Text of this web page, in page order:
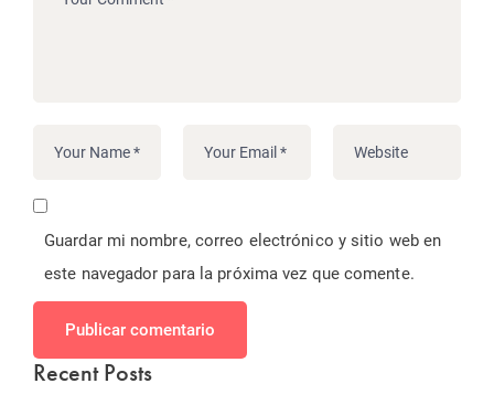
Guardar mi nombre, correo electrónico y sitio web en
este navegador para la próxima vez que comente.
Publicar comentario
Recent Posts